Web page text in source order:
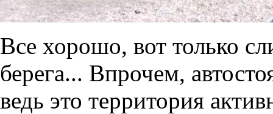
Все хорошо, вот только
берега... Впрочем,
ведь это территория